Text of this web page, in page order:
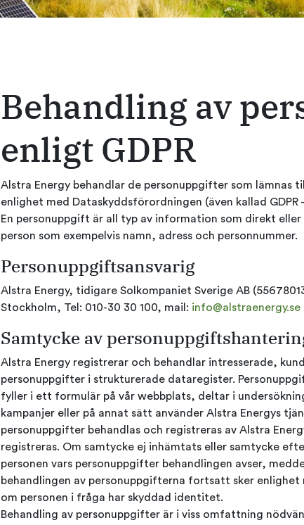
Behandling av
enligt GDPR
Alstra Energy behandlar de personuppgifter som lämnas
enlighet med Dataskyddsförordningen (även kallad
En personuppgift är all typ av information som direkt
person som exempelvis namn, adress och personnummer.
Personuppgiftsansvarig
Alstra Energy, tidigare Solkompaniet Sverige AB
Stockholm, Tel: 010-30 30 100, mail: info@alstraenergy.se
Samtycke av
Alstra Energy registrerar och behandlar intresserade,
personuppgifter i strukturerade dataregister.
fyller i ett formulär på vår webbplats, deltar i
kampanjer eller på annat sätt använder Alstra Energys
personuppgifter behandlas och registreras av Alstra
registreras. Om samtycke ej inhämtats eller samtycke
personen vars personuppgifter behandlingen avser,
behandlingen av personuppgifterna fortsatt sker
om personen i fråga har skyddad identitet.
Behandling av personuppgifter är i viss omfattning